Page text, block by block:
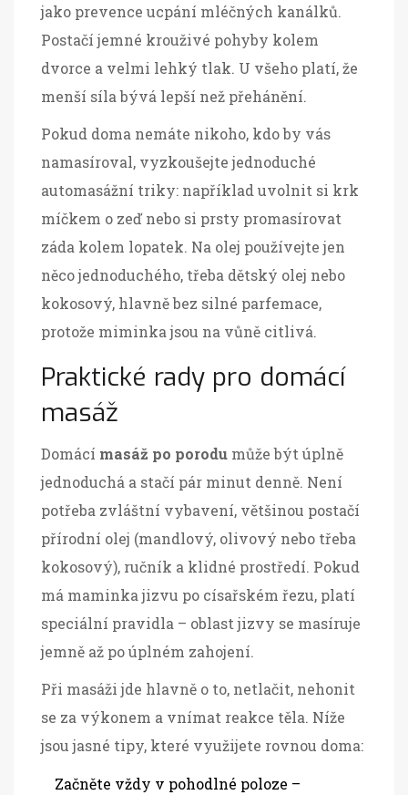
jako prevence ucpání mléčných kanálků.
Postačí jemné krouživé pohyby kolem
dvorce a velmi lehký tlak. U všeho platí, že
menší síla bývá lepší než přehánění.
Pokud doma nemáte nikoho, kdo by vás
namasíroval, vyzkoušejte jednoduché
automasážní triky: například uvolnit si krk
míčkem o zeď nebo si prsty promasírovat
záda kolem lopatek. Na olej používejte jen
něco jednoduchého, třeba dětský olej nebo
kokosový, hlavně bez silné parfemace,
protože miminka jsou na vůně citlivá.
Praktické rady pro domácí
masáž
Domácí masáž po porodu může být úplně
jednoduchá a stačí pár minut denně. Není
potřeba zvláštní vybavení, většinou postačí
přírodní olej (mandlový, olivový nebo třeba
kokosový), ručník a klidné prostředí. Pokud
má maminka jizvu po císařském řezu, platí
speciální pravidla – oblast jizvy se masíruje
jemně až po úplném zahojení.
Při masáži jde hlavně o to, netlačit, nehonit
se za výkonem a vnímat reakce těla. Níže
jsou jasné tipy, které využijete rovnou doma:
Začněte vždy v pohodlné poloze –